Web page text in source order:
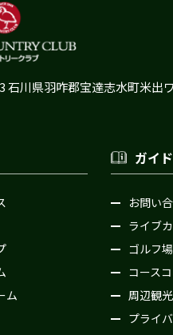
石川県羽咋郡宝達志水町米出
ム
ガイド
お問い
ライブ
ゴルフ
コース
周辺観
プライ